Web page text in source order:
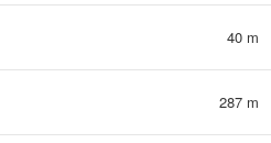
40 m
287 m